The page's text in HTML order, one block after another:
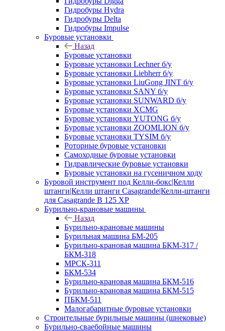
Гидробуры Hydra
Гидробуры Delta
Гидробуры Impulse
Буровые установки
Назад
Буровые установки
Буровые установки Lechner б/у
Буровые установки Liebherr б/у
Буровые установки LiuGong JINT б/у
Буровые установки SANY б/у
Буровые установки SUNWARD б/у
Буровые установки XCMG
Буровые установки YUTONG б/у
Буровые установки ZOOMLION б/у
Буровые установки TYSIM б/у
Роторные буровые установки
Самоходные буровые установки
Гидравлические буровые установки
Буровые установки на гусеничном ходу
Буровой инструмент под Келли-бокс|Келли
штанги|Келли штанги Casagrande|Келли-штанги
для Casagrande B 125 XP
Бурильно-крановые машины
Назад
Бурильно-крановые машины
Бурильная машина БМ-205
Бурильно-крановая машина БКМ-317 /
БКМ-318
МРСК-311
БКМ-534
Бурильно-крановая машина БКМ-516
Бурильно-крановая машина БКМ-515
ПБКМ-511
Малогабаритные буровые установки
Строительные бурильные машины (шнековые)
Бурильно-сваебойные машины